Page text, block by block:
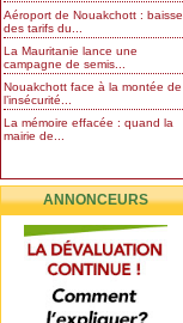
Aéroport de Nouakchott : baisse
des tarifs du...
La Mauritanie lance une
campagne de semis...
Nouakchott face à la montée de
l’insécurité...
La mémoire effacée : quand la
mairie de...
ANNONCEURS